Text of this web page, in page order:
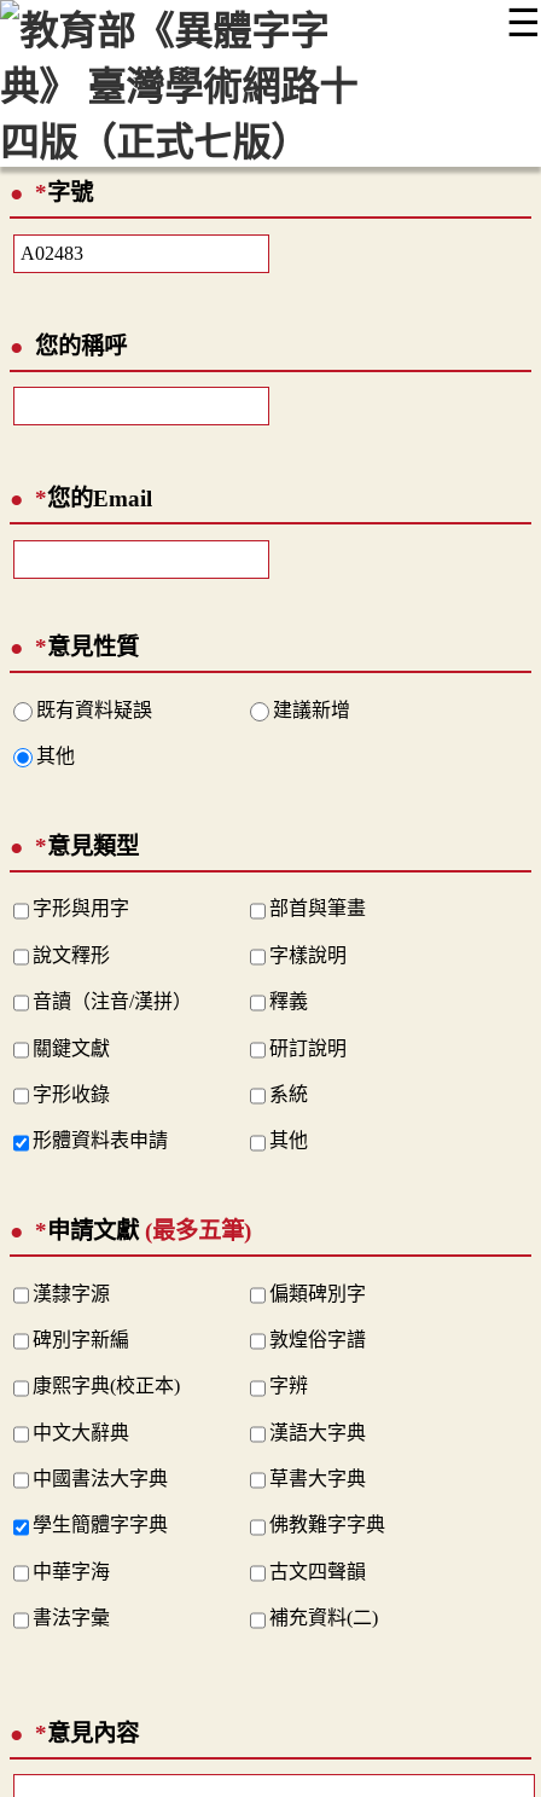
☰
::: 最新消息 常見問題 編輯說明
顯示模式
網站導覽
*字號
您的稱呼
*您的Email
*意見性質
既有資料疑誤 建議新增
其他
*意見類型
字形與用字 部首與筆畫
說文釋形 字樣說明
音讀（注音/漢拼） 釋義
關鍵文獻 研訂說明
字形收錄 系統
形體資料表申請 其他
*申請文獻 (最多五筆)
漢隸字源 偏類碑別字
碑別字新編 敦煌俗字譜
康熙字典(校正本) 字辨
中文大辭典 漢語大字典
中國書法大字典 草書大字典
學生簡體字字典 佛教難字字典
中華字海 古文四聲韻
書法字彙 補充資料(二)
*意見內容